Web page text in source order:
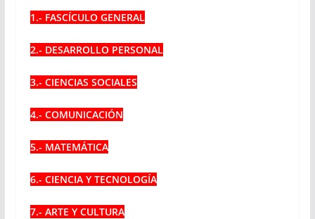
1.- FASCÍCULO GENERAL
2.- DESARROLLO PERSONAL
3.- CIENCIAS SOCIALES
4.- COMUNICACIÓN
5.- MATEMÁTICA
6.- CIENCIA Y TECNOLOGÍA
7.- ARTE Y CULTURA